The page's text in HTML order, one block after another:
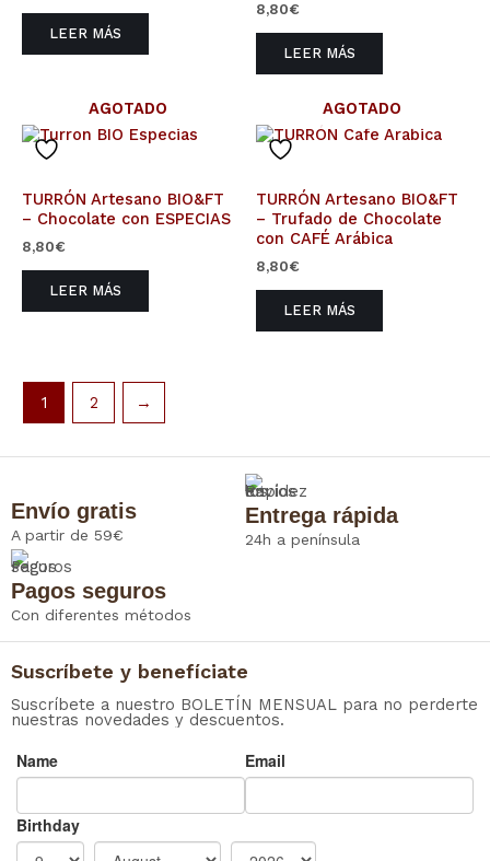
LEER MÁS
8,80€
LEER MÁS
AGOTADO
TURRÓN Artesano BIO&FT
– Chocolate con ESPECIAS
8,80€
LEER MÁS
AGOTADO
TURRÓN Artesano BIO&FT
– Trufado de Chocolate
con CAFÉ Arábica
8,80€
LEER MÁS
1 2 →
Envío gratis
A partir de 59€
Entrega rápida
24h a península
Pagos seguros
Con diferentes métodos
Suscríbete y benefíciate
Suscríbete a nuestro BOLETÍN MENSUAL para no perderte
nuestras novedades y descuentos.